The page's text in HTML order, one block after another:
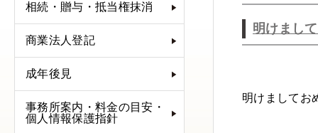
相続・贈与・抵当権抹消
商業法人登記
成年後見
事務所案内・料金の目安・
個人情報保護指針
明けまし
明けましてお